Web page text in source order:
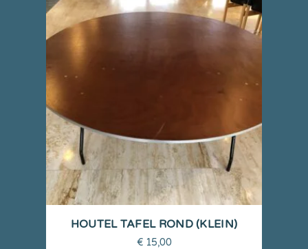
HOUTEL TAFEL ROND (KLEIN)
€ 15,00